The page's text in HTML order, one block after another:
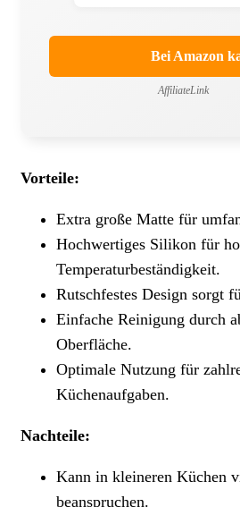
Bei Amazon
AffiliateLink
Vorteile:
Extra große Matte für
Hochwertiges Silikon für
Temperaturbeständigkeit.
Rutschfestes Design sorgt
Einfache Reinigung durch
Oberfläche.
Optimale Nutzung für
Küchenaufgaben.
Nachteile:
Kann in kleineren Küchen
beanspruchen.